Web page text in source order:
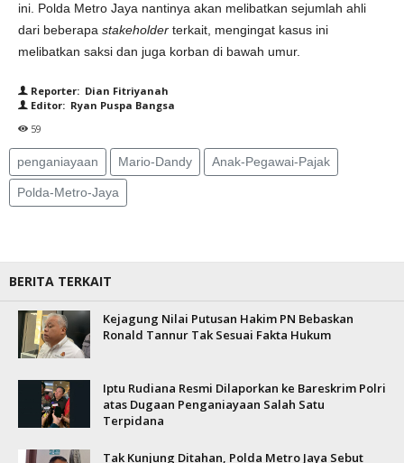
ini. Polda Metro Jaya nantinya akan melibatkan sejumlah ahli
dari beberapa stakeholder terkait, mengingat kasus ini
melibatkan saksi dan juga korban di bawah umur.
Reporter: Dian Fitriyanah
Editor: Ryan Puspa Bangsa
59
penganiayaan Mario-Dandy Anak-Pegawai-Pajak
Polda-Metro-Jaya
BERITA TERKAIT
Kejagung Nilai Putusan Hakim PN Bebaskan
Ronald Tannur Tak Sesuai Fakta Hukum
Iptu Rudiana Resmi Dilaporkan ke Bareskrim Polri
atas Dugaan Penganiayaan Salah Satu
Terpidana
Tak Kunjung Ditahan, Polda Metro Jaya Sebut